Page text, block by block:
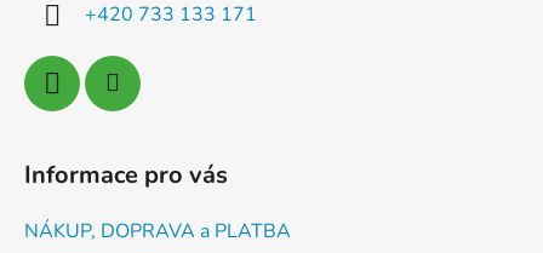
+420 733 133 171
Informace pro vás
NÁKUP, DOPRAVA a PLATBA